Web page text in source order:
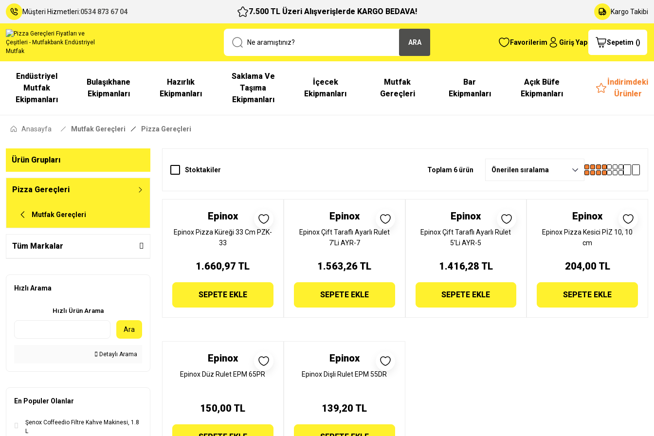
Müşteri Hizmetleri:0534 873 67 04 7.500 TL Üzeri Alışverişlerde KARGO BEDAVA! Kargo Takibi
ARA Favorilerim Giriş Yap Sepetim ()
Endüstriyel
Mutfak
Ekipmanları
Bulaşıkhane
Ekipmanları
Hazırlık
Ekipmanları
Saklama Ve
Taşıma
Ekipmanları
İçecek
Ekipmanları
Mutfak
Gereçleri
Bar
Ekipmanları
Açık Büfe
Ekipmanları
İndirimdeki
Ürünler
Anasayfa Mutfak Gereçleri Pizza Gereçleri
Ürün Grupları
Pizza Gereçleri
Mutfak Gereçleri
Tüm Markalar
Hızlı Arama
Hızlı Ürün Arama
Ara
Detaylı Arama
En Populer Olanlar
Şenox Coffeedio Filtre Kahve Makinesi, 1.8
L
Stoktakiler Toplam 6 ürün
Epinox
Epinox Pizza Küreği 33 Cm PZK-
33
1.660,97 TL
SEPETE EKLE
Epinox
Epinox Çift Taraflı Ayarlı Rulet
7'Li AYR-7
1.563,26 TL
SEPETE EKLE
Epinox
Epinox Çift Taraflı Ayarlı Rulet
5'Li AYR-5
1.416,28 TL
SEPETE EKLE
Epinox
Epinox Pizza Kesici PİZ 10, 10
cm
204,00 TL
SEPETE EKLE
Epinox
Epinox Düz Rulet EPM 65PR
150,00 TL
Epinox
Epinox Dişli Rulet EPM 55DR
139,20 TL